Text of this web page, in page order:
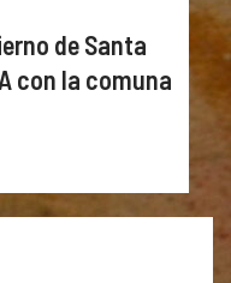
de Santa
con la comuna